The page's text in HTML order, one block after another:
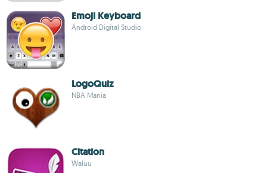
Emoji Keyboard
Android Digital Studio
LogoQuiz
NBA Mania
Citation
Waluu